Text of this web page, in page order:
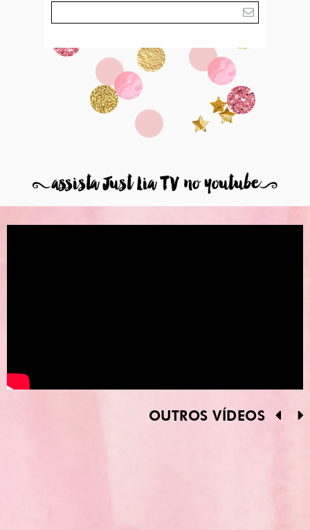
8assista Just Lia TV no youtube9
OUTROS VÍDEOS